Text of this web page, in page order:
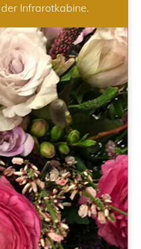
Infrarotkabine.